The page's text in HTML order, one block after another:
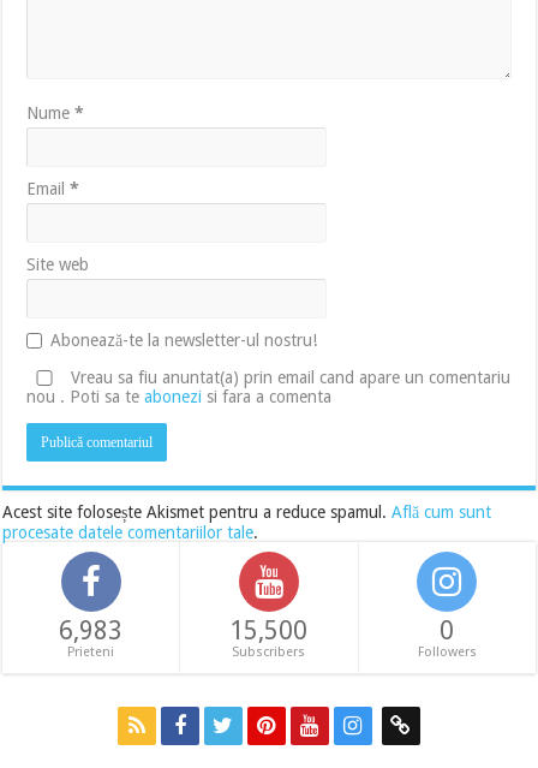
Nume*
Email*
Site web
Abonează-te la newsletter-ul nostru!
Vreau sa fiu anuntat(a) prin email cand apare un comentariu
nou . Poti sa teabonezi si fara a comenta
Acest site folosește Akismet pentru a reduce spamul.Află cum sunt
procesate datele comentariilor tale.
6,983
Prieteni
15,500
Subscribers
0
Followers